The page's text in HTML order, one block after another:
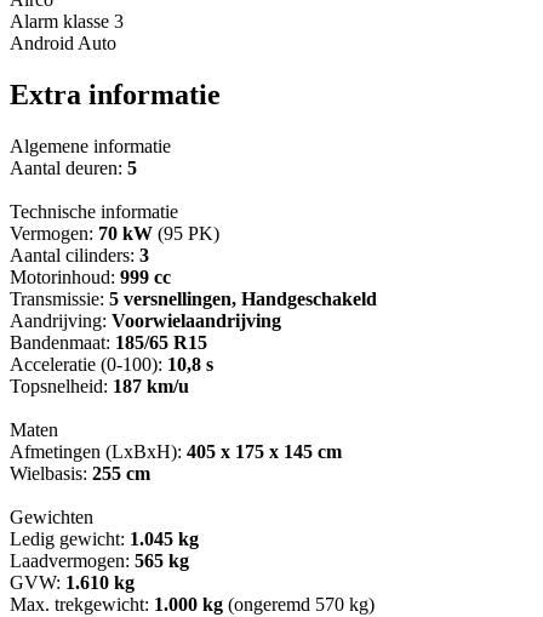
Alarm klasse 3
Android Auto
Extra informatie
Algemene informatie
Aantal deuren: 5
Technische informatie
Vermogen: 70 kW (95 PK)
Aantal cilinders: 3
Motorinhoud: 999 cc
Transmissie: 5 versnellingen, Handgeschakeld
Aandrijving: Voorwielaandrijving
Bandenmaat: 185/65 R15
Acceleratie (0-100): 10,8 s
Topsnelheid: 187 km/u
Maten
Afmetingen (LxBxH): 405 x 175 x 145 cm
Wielbasis: 255 cm
Gewichten
Ledig gewicht: 1.045 kg
Laadvermogen: 565 kg
GVW: 1.610 kg
Max. trekgewicht: 1.000 kg (ongeremd 570 kg)